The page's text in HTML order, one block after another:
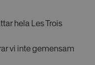
hela Les Trois
vi inte gemensam